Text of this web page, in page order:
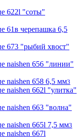
622l "соты"
61в черепашка 6,5
673 "рыбий хвост"
naishen 656 "линии"
naishen 658 6,5 мм3
naishen 662l "улитка"
naishen 663 "волна"
naishen 665l 7,5 мм3
naishen 667l